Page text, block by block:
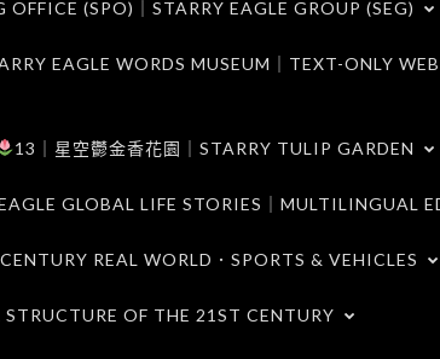
(SPO)｜STARRY EAGLE GROUP (SEG)
EAGLE WORDS MUSEUM｜TEXT-ONLY
13｜星空鬱金香花園｜STARRY TULIP GARDEN
GLOBAL LIFE STORIES｜MULTILINGUAL
REAL WORLD．SPORTS & VEHICLES
OF THE 21ST CENTURY